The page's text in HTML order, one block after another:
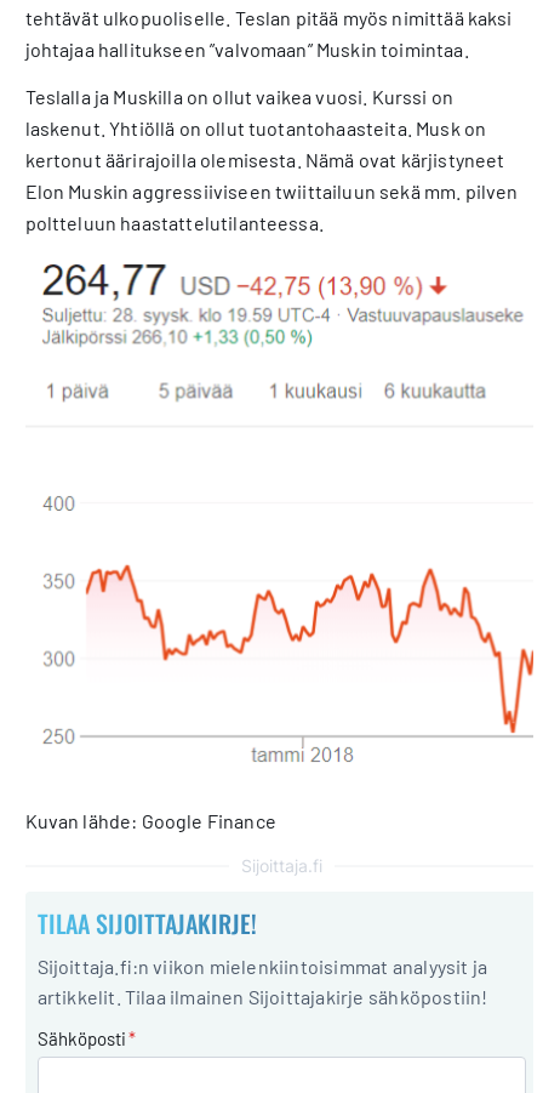
tehtävät ulkopuoliselle. Teslan pitää myös nimittää kaksi
johtajaa hallitukseen ”valvomaan” Muskin toimintaa.
Teslalla ja Muskilla on ollut vaikea vuosi. Kurssi on
laskenut. Yhtiöllä on ollut tuotantohaasteita. Musk on
kertonut äärirajoilla olemisesta. Nämä ovat kärjistyneet
Elon Muskin aggressiiviseen twiittailuun sekä mm. pilven
poltteluun haastattelutilanteessa.
Kuvan lähde: Google Finance
Sijoittaja.fi
TILAA SIJOITTAJAKIRJE!
Sijoittaja.fi:n viikon mielenkiintoisimmat analyysit ja
artikkelit. Tilaa ilmainen Sijoittajakirje sähköpostiin!
Sähköposti*